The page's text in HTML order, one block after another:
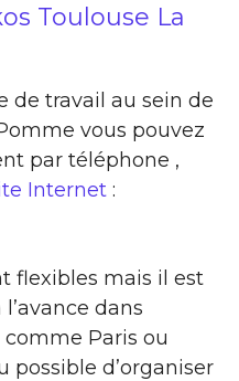
Toulouse La
de travail au sein de
vous pouvez
par téléphone ,
Internet :
flexibles mais il est
dans
Paris ou
possible d’organiser